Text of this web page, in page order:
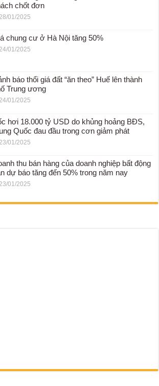
chốt đơn
01/2025
chung cư ở Hà Nội tăng 50%
01/2025
báo thổi giá đất “ăn theo” Huế lên thành
Trung ương
01/2025
hơi 18.000 tỷ USD do khủng hoảng BĐS,
Quốc đau đầu trong cơn giảm phát
23/01/2025
thu bán hàng của doanh nghiệp bất động
dự báo tăng đến 50% trong năm nay
23/01/2025